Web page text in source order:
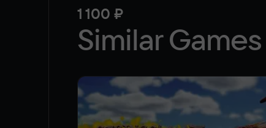
1 100 ₽
Similar Games